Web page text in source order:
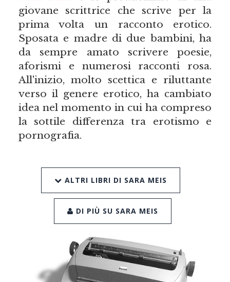
giovane scrittrice che scrive per la
prima volta un racconto erotico.
Sposata e madre di due bambini, ha
da sempre amato scrivere poesie,
aforismi e numerosi racconti rosa.
All'inizio, molto scettica e riluttante
verso il genere erotico, ha cambiato
idea nel momento in cui ha compreso
la sottile differenza tra erotismo e
pornografia.
ALTRI LIBRI DI SARA MEIS
DI PIÙ SU SARA MEIS